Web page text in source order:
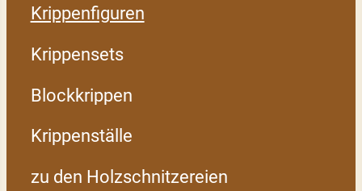
Krippenfiguren
Krippensets
Blockkrippen
Krippenställe
zu den Holzschnitzereien